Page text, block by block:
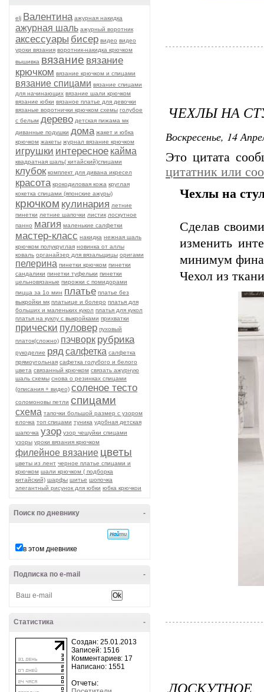
elj Валентина ажурная накидка
ажурная шаль ажурный воротник
аксессуары бисер видео видео
уроки вязания воротник-накидка крючком
вышивка вязание вязание
крючком вязание крючком и спицами
вязание спицами вязание спицами
для начинающих вязание шали крючком
вязание юбки вязаное платье для девочки
вязаные воротнички крючком схемы голубое
с белым дерево детская пижама мк
диванные подушки дома жакет и юбка
крючком жакеты журнал вязание крючком
игрушки интересное кайма
квадратная шаль( китайский)спицами
клубок комплект для дивана икресел
красота крокодиловая кожа круглая
кокетка спицами (японские ажуры)
крючком кулинария летние
пинетки летние шапочки листик лоскутное
панно магия маленькие салфетки
мастер-класс накидка нежная шаль
крючком полукруглая новинка от аллы
коваль органайзер для вязальщицы оригами
пелерина пинетки крючком пинетки
сандалики пинетки туфельки пинетки
цельновязаные пирожки с помидорами
пицца за 1о мин платье платье без
выкройки мк платьице и болеро платья для
больших и маленьких кукол платья для кукол
платья на куклу с выкройками прихватки
прически пуловер пуховый
платок(сложно) пэчворк рубрика
рукоделие рядсалфетка салфетка
прямоугольная сафетка голубого и белого
цвета связанный крючком связать ажурную
шаль схемы снова о резинках спицами
(описания + видео) соленое тесто
соломоновы петли спицами
схема тапочки большой размер с узором
елочка топ спицами туника удобная детская
шапочка узор узор чешуйки спицами
узоры уроки вязания крючком
филейное вязание цветы
цветы из лент черное платье спицами и
крючком шали крючком ( подборка
китайский) шарфы шитье шопочка
элегантный рисунок для юбки юбка крючкои
-
Поиск по дневнику
в этом дневнике
-
Подписка по e-mail
-
Статистика
Создан: 25.01.2013
Записей: 1516
Комментариев: 17
Написано: 1551
Отчеты:
ЧЕХЛЫ НА
Воскресенье, 14
Это цитата
цитатник или
Чехлы на
Сделав
изменить
минимум
Чехол из